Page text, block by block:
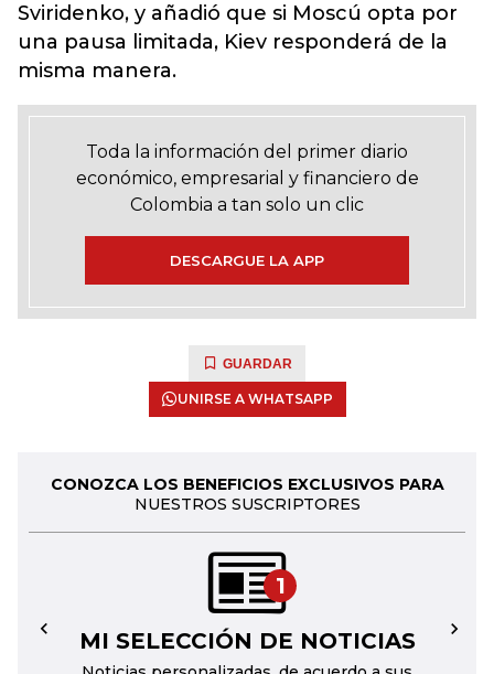
Sviridenko, y añadió que si Moscú opta por
una pausa limitada, Kiev responderá de la
misma manera.
Toda la información del primer diario
económico, empresarial y financiero de
Colombia a tan solo un clic
DESCARGUE LA APP
GUARDAR
UNIRSE A WHATSAPP
CONOZCA LOS BENEFICIOS EXCLUSIVOS PARA
NUESTROS SUSCRIPTORES
1
MI SELECCIÓN DE NOTICIAS
← →